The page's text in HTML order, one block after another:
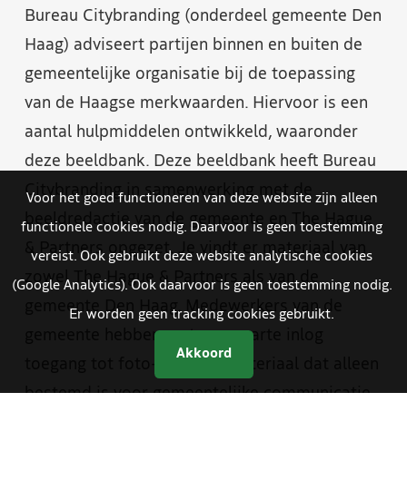
Bureau Citybranding (onderdeel gemeente Den
Haag) adviseert partijen binnen en buiten de
gemeentelijke organisatie bij de toepassing
van de Haagse merkwaarden. Hiervoor is een
aantal hulpmiddelen ontwikkeld, waaronder
deze beeldbank. Deze beeldbank heeft Bureau
Citybranding in samenwerking met de
beeldredactie van de gemeente en The Hague
& Partners opgezet. Je vindt er materiaal van
zowel The Hague & Partners als van de
gemeente Den Haag. Medewerkers van de
gemeente hebben met een aparte inlog
bestemd is voor gemeentelijke communicatie.
Voor het goed functioneren van deze website zijn alleen
functionele cookies nodig. Daarvoor is geen toestemming
vereist. Ook gebruikt deze website analytische cookies
(Google Analytics). Ook daarvoor is geen toestemming nodig.
Er worden geen tracking cookies gebruikt.
Akkoord